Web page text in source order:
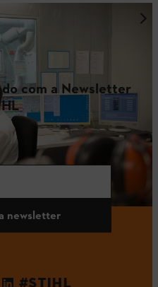
com a Newsletter
newsletter
#STIHL